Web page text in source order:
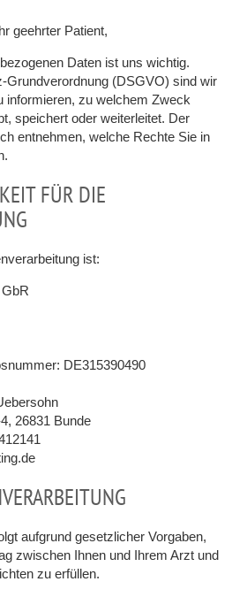
geehrter Patient,
Daten ist uns wichtig.
Grundverordnung (DSGVO) sind wir
informieren, zu welchem Zweck
speichert oder weiterleitet. Der
entnehmen, welche Rechte Sie in
FÜR DIE
ist:
DE315390490
26831 Bunde
aufgrund gesetzlicher Vorgaben,
zwischen Ihnen und Ihrem Arzt und
zu erfüllen.